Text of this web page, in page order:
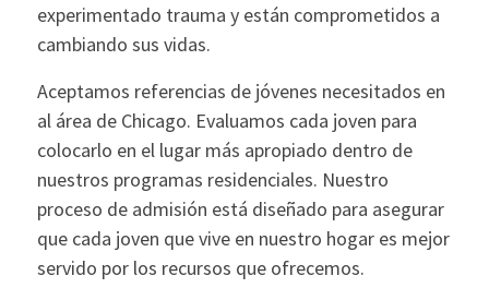
experimentado trauma y están comprometidos a
cambiando sus vidas.
Aceptamos referencias de jóvenes necesitados en
al área de Chicago. Evaluamos cada joven para
colocarlo en el lugar más apropiado dentro de
nuestros programas residenciales. Nuestro
proceso de admisión está diseñado para asegurar
que cada joven que vive en nuestro hogar es mejor
servido por los recursos que ofrecemos.